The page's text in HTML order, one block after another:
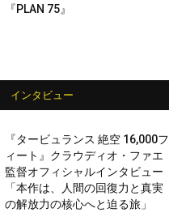
『PLAN 75』
インタビュー
『タービュランス 絶空 16,000フ
ィート』クラウディオ・ファエ
監督オフィシャルインタビュー
「本作は、人間の回復力と真実
の解放力の核心へと迫る旅」